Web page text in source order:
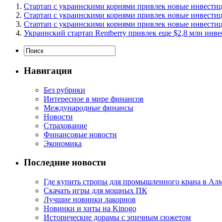
Стартап с украинскими корнями привлек новые
Стартап с украинскими корнями привлек новые
Стартап с украинскими корнями привлек новые
Украинский стартап Rentberry привлек еще $2,8 млн
Навигация
Без рубрики
Интересное в мире финансов
Международные финансы
Новости
Страхование
Финансовые новости
Экономика
Последние новости
Где купить стропы для промышленного крана в
Скачать игры для мощных ПК
Лучшие новинки лакорнов
Новинки и хиты на Kinogo
Исторические дорамы с эпичным сюжетом